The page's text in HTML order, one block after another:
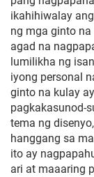
ikahihiwalay
ng mga ginto
agad na
lumilikha ng
iyong personal
ginto na kulay
pagkakasunod-
tema ng
hanggang sa
ito ay
ari at maaaring